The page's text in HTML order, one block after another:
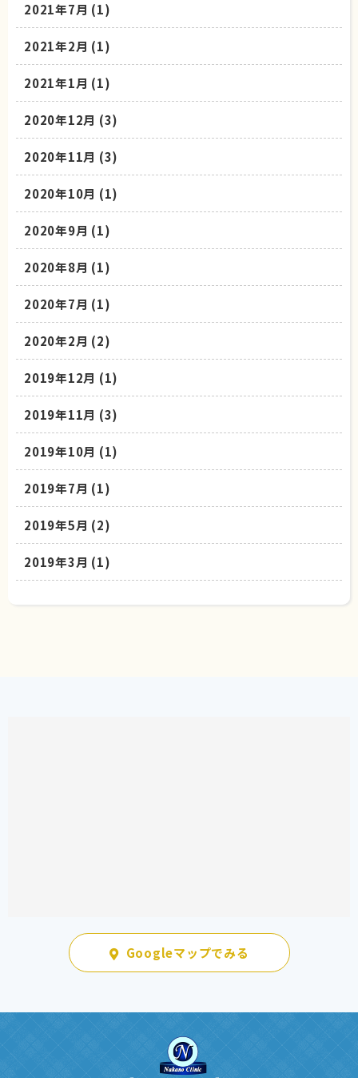
2021年7月 (1)
2021年2月 (1)
2021年1月 (1)
2020年12月 (3)
2020年11月 (3)
2020年10月 (1)
2020年9月 (1)
2020年8月 (1)
2020年7月 (1)
2020年2月 (2)
2019年12月 (1)
2019年11月 (3)
2019年10月 (1)
2019年7月 (1)
2019年5月 (2)
2019年3月 (1)
Googleマップでみる